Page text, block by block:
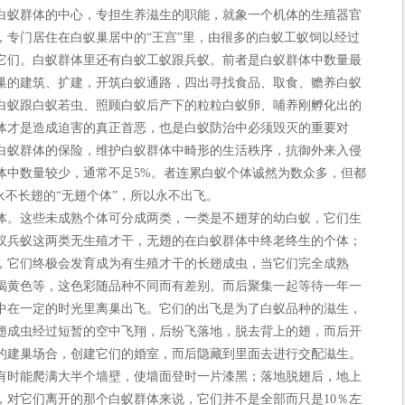
群体的中心，专担生养滋生的职能，就象一个机体的生殖器官
门居住在白蚁巢居中的“王宫”里，由很多的白蚁工蚁饲以经过
。白蚁群体里还有白蚁工蚁跟兵蚁。前者是白蚁群体中数量最
建筑、扩建，开筑白蚁通路，四出寻找食品、取食、赡养白蚁
跟白蚁若虫、照顾白蚁后产下的粒粒白蚁卵、哺养刚孵化出的
才是造成迫害的真正首恶，也是白蚁防治中必须毁灭的重要对
群体的保险，维护白蚁群体中畸形的生活秩序，抗御外来入侵
数量较少，通常不足5%。者连累白蚁个体诚然为数众多，但都
长翅的“无翅个体”，所以永不出飞。
些未成熟个体可分成两类，一类是不翅芽的幼白蚁，它们生
蚁这两类无生殖才干，无翅的在白蚁群体中终老终生的个体；
它们终极会发育成为有生殖才干的长翅成虫，当它们完全成熟
黄色等，这色彩随品种不同而有差别。而后聚集一起等待一年一
一定的时光里离巢出飞。它们的出飞是为了白蚁品种的滋生，
成虫经过短暂的空中飞翔，后纷飞落地，脱去背上的翅，而后开
巢场合，创建它们的婚室，而后隐藏到里面去进行交配滋生。
能爬满大半个墙壁，使墙面登时一片漆黑；落地脱翅后，地上
它们离开的那个白蚁群体来说，它们并不是全部而只是10％左